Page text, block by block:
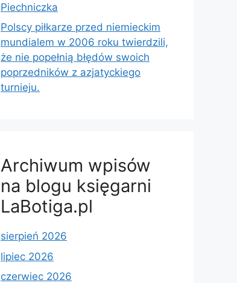
Piechniczka
Polscy piłkarze przed niemieckim
mundialem w 2006 roku twierdzili,
że nie popełnią błędów swoich
poprzedników z azjatyckiego
turnieju.
Archiwum wpisów
na blogu księgarni
LaBotiga.pl
sierpień 2026
lipiec 2026
czerwiec 2026